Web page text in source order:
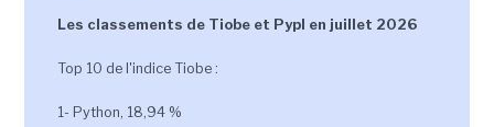
Les classements de Tiobe et Pypl en juillet 2026
Top 10 de l'indice Tiobe :
1- Python, 18,94 %